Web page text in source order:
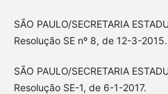
SÃO PAULO/SECRETARIA
Resolução SE nº 8, de 12-3-2015.
SÃO PAULO/SECRETARIA
Resolução SE-1, de 6-1-2017.